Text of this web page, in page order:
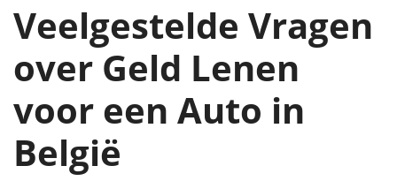
Veelgestelde Vragen
over Geld Lenen
voor een Auto in
België